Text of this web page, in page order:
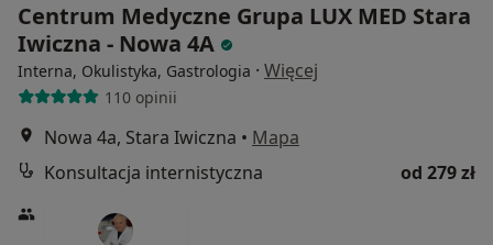
Centrum Medyczne Grupa LUX MED Stara
Iwiczna - Nowa 4A
Interna, Okulistyka, Gastrologia · Więcej
110 opinii
Nowa 4a, Stara Iwiczna • Mapa
Konsultacja internistyczna
od 279 zł